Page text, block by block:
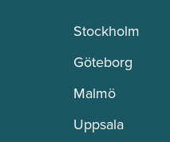
Stockholm
Göteborg
Malmö
Uppsala